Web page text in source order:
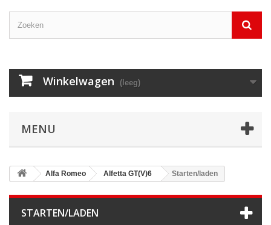
Winkelwagen (leeg)
MENU
Alfa Romeo Alfetta GT(V)6 Starten/laden
STARTEN/LADEN